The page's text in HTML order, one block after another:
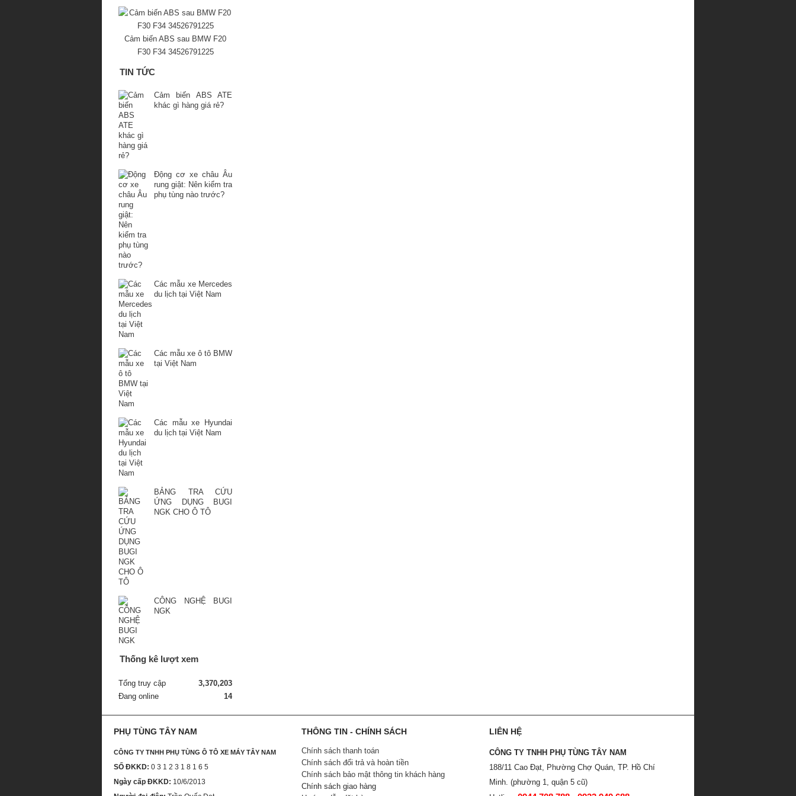
Cảm biến ABS sau BMW F20
F30 F34 34526791225
TIN TỨC
Cảm biến ABS ATE
khác gì hàng giá rẻ?
Động cơ xe châu Âu
rung giật: Nên kiểm tra
phụ tùng nào trước?
Các mẫu xe Mercedes
du lịch tại Việt Nam
Các mẫu xe ô tô BMW
tại Việt Nam
Các mẫu xe Hyundai
du lịch tại Việt Nam
BẢNG TRA CỨU
ỨNG DỤNG BUGI
NGK CHO Ô TÔ
CÔNG NGHỆ BUGI
NGK
Thống kê lượt xem
Tổng truy cập
3,370,203
Đang online
14
PHỤ TÙNG TÂY NAM
CÔNG TY TNHH PHỤ TÙNG Ô TÔ XE MÁY TÂY NAM
SỐ ĐKKD: 0 3 1 2 3 1 8 1 6 5
Ngày cấp ĐKKD: 10/6/2013
THÔNG TIN - CHÍNH SÁCH
Chính sách thanh toán
Chính sách đổi trả và hoàn tiền
Chính sách bảo mật thông tin khách hàng
Chính sách giao hàng
LIÊN HỆ
CÔNG TY TNHH PHỤ TÙNG TÂY NAM
188/11 Cao Đạt, Phường Chợ Quán, TP. Hồ Chí
Minh. (phường 1, quận 5 cũ)